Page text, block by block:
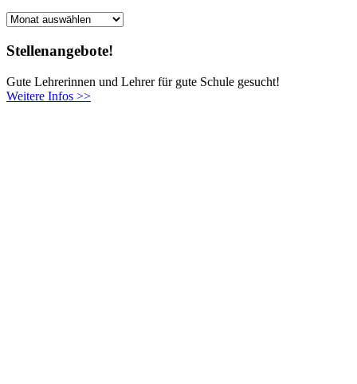
Archiv
Stellenangebote!
Gute Lehrerinnen und Lehrer für gute Schule gesucht!
Weitere Infos >>